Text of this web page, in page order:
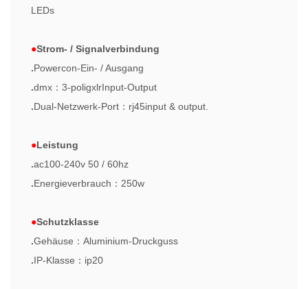
LEDs
●Strom- / Signalverbindung
.Powercon-Ein- / Ausgang
.dmx ： 3-poligxlrInput-Output
.Dual-Netzwerk-Port ： rj45input & output.
●Leistung
.ac100-240v 50 / 60hz
.Energieverbrauch ： 250w
●Schutzklasse
.Gehäuse ： Aluminium-Druckguss
.IP-Klasse ： ip20